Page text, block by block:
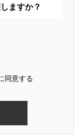
ますか？
同意する